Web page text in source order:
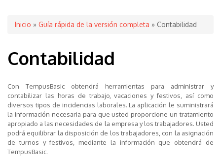
Se encuentra usted aquí
Inicio » Guía rápida de la versión completa » Contabilidad
Contabilidad
Con TempusBasic obtendrá herramientas para administrar y
contabilizar las horas de trabajo, vacaciones y festivos, así como
diversos tipos de incidencias laborales. La aplicación le suministrará
la información necesaria para que usted proporcione un tratamiento
apropiado a las necesidades de la empresa y los trabajadores. Usted
podrá equilibrar la disposición de los trabajadores, con la asignación
de turnos y festivos, mediante la información que obtendrá de
TempusBasic.